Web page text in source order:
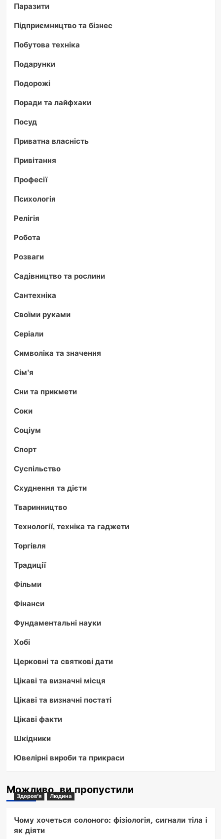
Паразити
Підприємництво та бізнес
Побутова техніка
Подарунки
Подорожі
Поради та лайфхаки
Посуд
Приватна власність
Привітання
Професії
Психологія
Релігія
Робота
Розваги
Садівництво та рослини
Сантехніка
Своїми руками
Серіали
Символіка та значення
Сім'я
Сни та прикмети
Соки
Соціум
Спорт
Суспільство
Схуднення та дієти
Тваринництво
Технології, техніка та гаджети
Торгівля
Традиції
Фільми
Фінанси
Фундаментальні науки
Хобі
Церковні та святкові дати
Цікаві та визначні місця
Цікаві та визначні постаті
Цікаві факти
Шкідники
Ювелірні вироби та прикраси
Можливо, ви пропустили
Здоров'я Людина
Чому хочеться солоного: фізіологія, сигнали тіла і
як діяти